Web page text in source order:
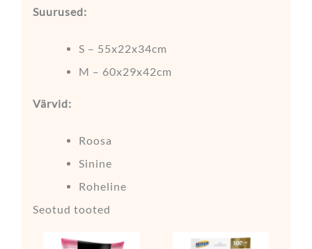
Suurused:
S – 55x22x34cm
M – 60x29x42cm
Värvid:
Roosa
Sinine
Roheline
Seotud tooted